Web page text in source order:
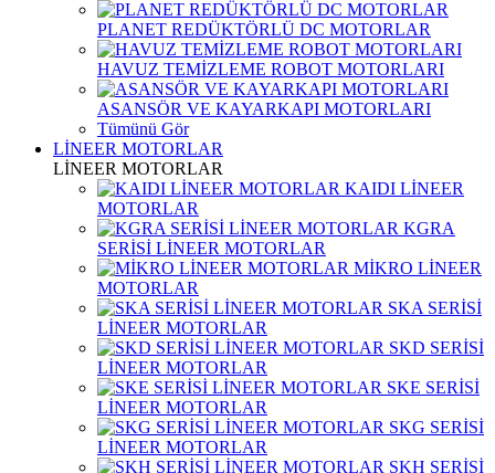
PLANET REDÜKTÖRLÜ DC MOTORLAR
HAVUZ TEMİZLEME ROBOT MOTORLARI
ASANSÖR VE KAYARKAPI MOTORLARI
Tümünü Gör
LİNEER MOTORLAR
LİNEER MOTORLAR
KAIDI LİNEER
MOTORLAR
KGRA
SERİSİ LİNEER MOTORLAR
MİKRO LİNEER
MOTORLAR
SKA SERİSİ
LİNEER MOTORLAR
SKD SERİSİ
LİNEER MOTORLAR
SKE SERİSİ
LİNEER MOTORLAR
SKG SERİSİ
LİNEER MOTORLAR
SKH SERİSİ